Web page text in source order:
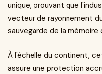
unique, prouvant que
vecteur de rayonnement
sauvegarde de la mémoire
À l'échelle du continent,
assure une protection